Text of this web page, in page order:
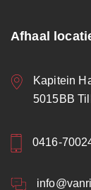
Afhaal
Kapitein
5015BB
0416-